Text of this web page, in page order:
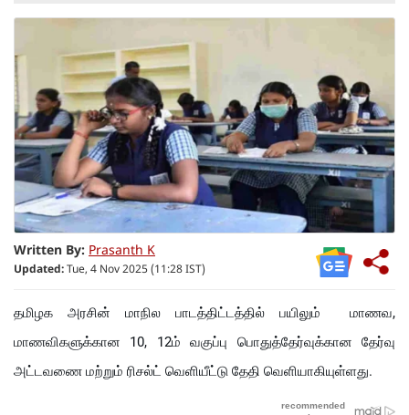
Written By: Prasanth K
Updated: Tue, 4 Nov 2025 (11:28 IST)
தமிழக அரசின் மாநில பாடத்திட்டத்தில் பயிலும் மாணவ,
மாணவிகளுக்கான 10, 12ம் வகுப்பு பொதுத்தேர்வுக்கான தேர்வு
அட்டவணை மற்றும் ரிசல்ட் வெளியீட்டு தேதி வெளியாகியுள்ளது.